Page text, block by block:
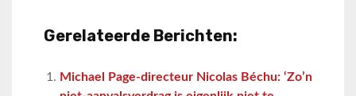
Gerelateerde Berichten:
Michael Page-directeur Nicolas Béchu: ‘Zo’n